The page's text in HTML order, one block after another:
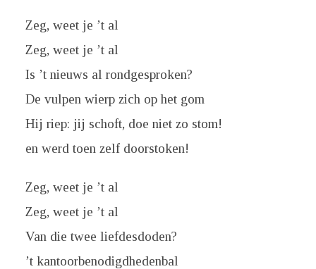
Zeg, weet je ’t al
Zeg, weet je ’t al
Is ’t nieuws al rondgesproken?
De vulpen wierp zich op het gom
Hij riep: jij schoft, doe niet zo stom!
en werd toen zelf doorstoken!
Zeg, weet je ’t al
Zeg, weet je ’t al
Van die twee liefdesdoden?
’t kantoorbenodigdhedenbal